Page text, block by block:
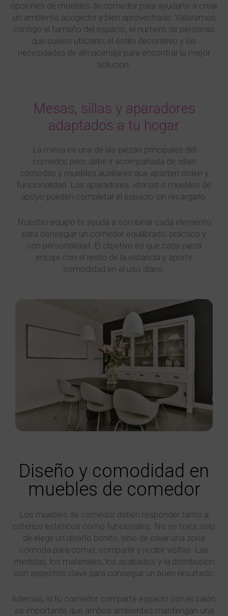
opciones de muebles de comedor para ayudarte a crear
un ambiente acogedor y bien aprovechado. Valoramos
contigo el tamaño del espacio, el número de personas
que suelen utilizarlo, el estilo decorativo y las
necesidades de almacenaje para encontrar la mejor
solución.
Mesas, sillas y aparadores
adaptados a tu hogar
La mesa es una de las piezas principales del
comedor, pero debe ir acompañada de sillas
cómodas y muebles auxiliares que aporten orden y
funcionalidad. Los aparadores, vitrinas o muebles de
apoyo pueden completar el espacio sin recargarlo.
Nuestro equipo te ayuda a combinar cada elemento
para conseguir un comedor equilibrado, práctico y
con personalidad. El objetivo es que cada pieza
encaje con el resto de la estancia y aporte
comodidad en el uso diario.
Diseño y comodidad en
muebles de comedor
Los muebles de comedor deben responder tanto a
criterios estéticos como funcionales. No se trata solo
de elegir un diseño bonito, sino de crear una zona
cómoda para comer, compartir y recibir visitas. Las
medidas, los materiales, los acabados y la distribución
son aspectos clave para conseguir un buen resultado.
Además, si tu comedor comparte espacio con el salón,
es importante que ambos ambientes mantengan una